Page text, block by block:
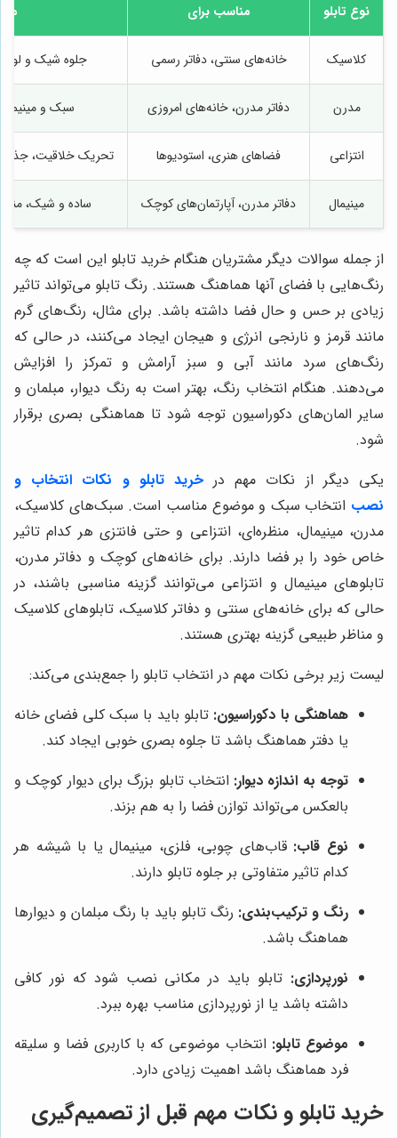
نوع تابلو مناسب برای
کلاسیک خانه‌های سنتی، دفاتر رسمی جلوه شیک و
مدرن دفاتر مدرن، خانه‌های امروزی سبک و
انتزاعی فضاهای هنری، استودیوها تحریک خلاقیت، جذاب
مینیمال دفاتر مدرن، آپارتمان‌های کوچک ساده و شیک،
از جمله سوالات دیگر مشتریان هنگام خرید تابلو این است که چه
رنگ‌هایی با فضای آنها هماهنگ هستند. رنگ تابلو می‌تواند تاثیر
زیادی بر حس و حال فضا داشته باشد. برای مثال، رنگ‌های گرم
مانند قرمز و نارنجی انرژی و هیجان ایجاد می‌کنند، در حالی که
رنگ‌های سرد مانند آبی و سبز آرامش و تمرکز را افزایش
می‌دهند. هنگام انتخاب رنگ، بهتر است به رنگ دیوار، مبلمان و
سایر المان‌های دکوراسیون توجه شود تا هماهنگی بصری برقرار
شود.
یکی دیگر از نکات مهم درخرید تابلو و نکات انتخاب و
نصب انتخاب سبک و موضوع مناسب است. سبک‌های کلاسیک،
مدرن، مینیمال، منظره‌ای، انتزاعی و حتی فانتزی هر کدام تاثیر
خاص خود را بر فضا دارند. برای خانه‌های کوچک و دفاتر مدرن،
تابلوهای مینیمال و انتزاعی می‌توانند گزینه مناسبی باشند، در
حالی که برای خانه‌های سنتی و دفاتر کلاسیک، تابلوهای کلاسیک
و مناظر طبیعی گزینه بهتری هستند.
لیست زیر برخی نکات مهم در انتخاب تابلو را جمع‌بندی می‌کند:
هماهنگی با دکوراسیون: تابلو باید با سبک کلی فضای خانه
یا دفتر هماهنگ باشد تا جلوه بصری خوبی ایجاد کند.
توجه به اندازه دیوار: انتخاب تابلو بزرگ برای دیوار کوچک و
بالعکس می‌تواند توازن فضا را به هم بزند.
نوع قاب: قاب‌های چوبی، فلزی، مینیمال یا با شیشه هر
کدام تاثیر متفاوتی بر جلوه تابلو دارند.
رنگ و ترکیب‌بندی: رنگ تابلو باید با رنگ مبلمان و دیوارها
هماهنگ باشد.
نورپردازی: تابلو باید در مکانی نصب شود که نور کافی
داشته باشد یا از نورپردازی مناسب بهره ببرد.
موضوع تابلو: انتخاب موضوعی که با کاربری فضا و سلیقه
فرد هماهنگ باشد اهمیت زیادی دارد.
خرید تابلو و نکات مهم قبل از تصمیم‌گیری